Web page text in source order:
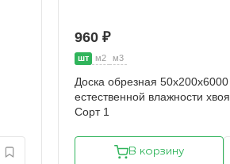
960 ₽
шт м2 м3
Доска обрезная 50х200х6000
естественной влажности хвоя
Сорт 1
В корзину